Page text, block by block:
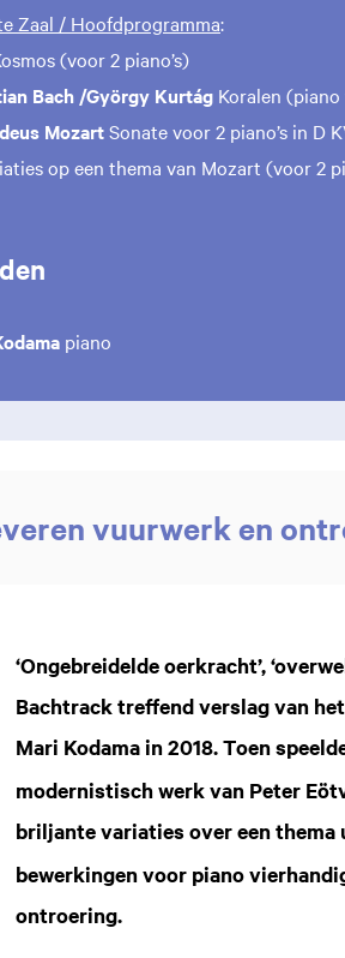
Zaal / Hoofdprogramma:
(voor 2 piano’s)
Bach /György Kurtág Koralen
MozartSonate voor 2 piano’s in D
op een thema van Mozart (voor 2
piano
vuurwerk en
‘Ongebreidelde oerkracht’,
Bachtrack treffend verslag van
Mari Kodama in 2018. Toen
modernistisch werk van Peter
briljante variaties over een thema
bewerkingen voor piano
ontroering.